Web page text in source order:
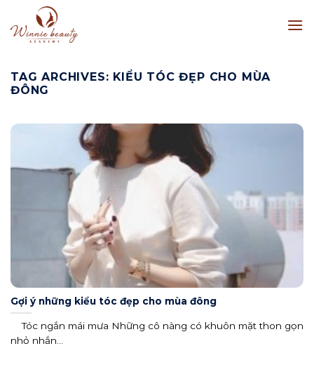
to
content
TAG ARCHIVES: KIỂU TÓC ĐẸP CHO MÙA
ĐÔNG
Gợi ý những kiểu tóc đẹp cho mùa đông
Tóc ngắn mái mưa Những cô nàng có khuôn mặt thon gọn
nhỏ nhắn...